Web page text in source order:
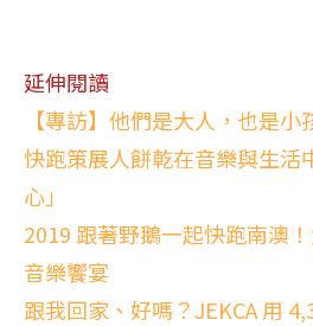
延伸閱讀
【專訪】他們是大人，也是
快跑策展人餅乾在音樂與生活
心」
2019 跟著野鵝一起快跑南澳
音樂饗宴
跟我回家、好嗎？JEKCA 用